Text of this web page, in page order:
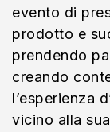
evento di
prodotto e
prendendo
creando
l’esperienza
vicino alla